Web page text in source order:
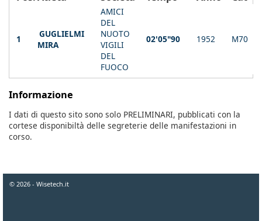
1
GUGLIELMI
MIRA
AMICI
DEL
NUOTO
VIGILI
DEL
FUOCO
02'05"90 1952 M70
Informazione
I dati di questo sito sono solo PRELIMINARI, pubblicati con la
cortese disponibiltà delle segreterie delle manifestazioni in
corso.
© 2026 - Wisetech.it